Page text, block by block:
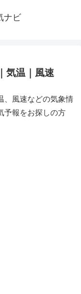
ナビ
気温｜風速
、風速などの気象情
予報をお探しの方